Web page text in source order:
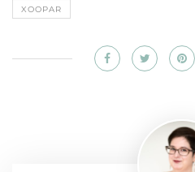
XOOPAR